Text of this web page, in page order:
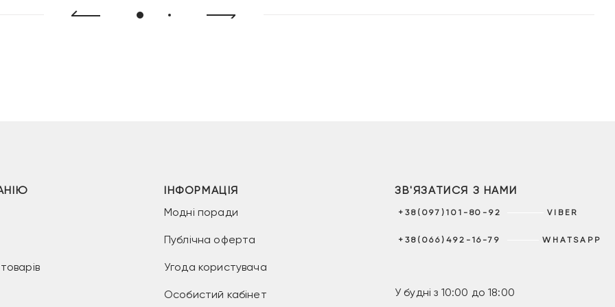
ІНФОРМАЦІЯ
Модні поради
Публічна оферта
Угода користувача
Особистий кабінет
ЗВ'ЯЗАТИСЯ З НАМИ
+38(097)101-80-92 VIBER
+38(066)492-16-79 WHATSAPP
У будні з 10:00 до 18:00